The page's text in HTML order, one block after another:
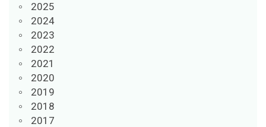
2025
2024
2023
2022
2021
2020
2019
2018
2017